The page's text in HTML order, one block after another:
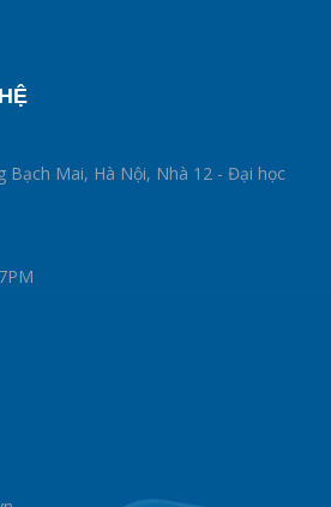
Bạch Mai, Hà Nội, Nhà 12 - Đại học